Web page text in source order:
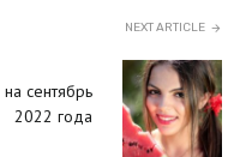
NEXT ARTICLE
сентябрь
2022 года